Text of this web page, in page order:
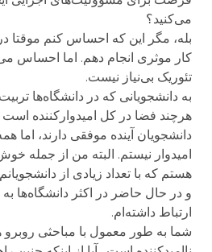
می‌کنید؟
بله، مگر این که احساس کنم موقتا
کار موثری انجام دهم. اما احساس
تئوریک بی‌نیاز نیست.
به دانشجویانی که در دانشگاه‌ها
هرچند فضا در کل امیدوارکننده است
دانشجویان آینده موفقی دارند، اما
امیدوار نیستم. البته من از جمله
هستم که با تعداد زیادی از
و در حال حاضر در اکثر دانشگاه‌ها به
ارتباط داشته‌ام.
شما به طور معمول با مباحثی